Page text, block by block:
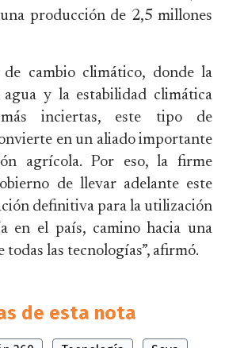
producción de 2,5 millones
cambio climático, donde la
y la estabilidad climática
inciertas, este tipo de
en un aliado importante
agrícola. Por eso, la firme
de llevar adelante este
definitiva para la utilización
en el país, camino hacia una
todas las tecnologías”, afirmó.
de esta nota